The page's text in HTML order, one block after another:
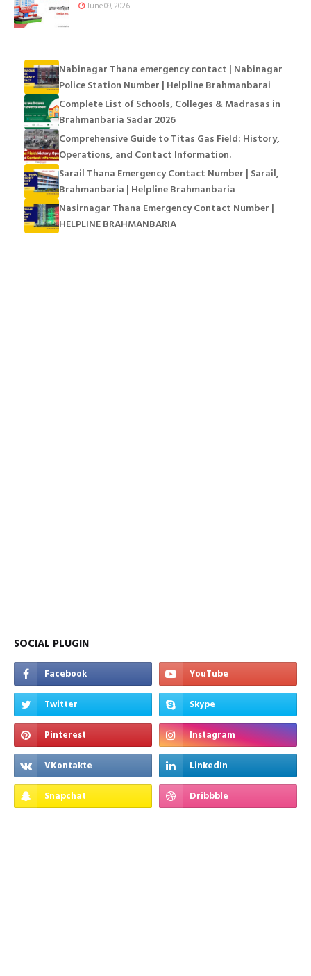
June 09, 2026
Nabinagar Thana emergency contact | Nabinagar
Police Station Number | Helpline Brahmanbarai
Complete List of Schools, Colleges & Madrasas in
Brahmanbaria Sadar 2026
Comprehensive Guide to Titas Gas Field: History,
Operations, and Contact Information.
Sarail Thana Emergency Contact Number | Sarail,
Brahmanbaria | Helpline Brahmanbaria
Nasirnagar Thana Emergency Contact Number |
HELPLINE BRAHMANBARIA
SOCIAL PLUGIN